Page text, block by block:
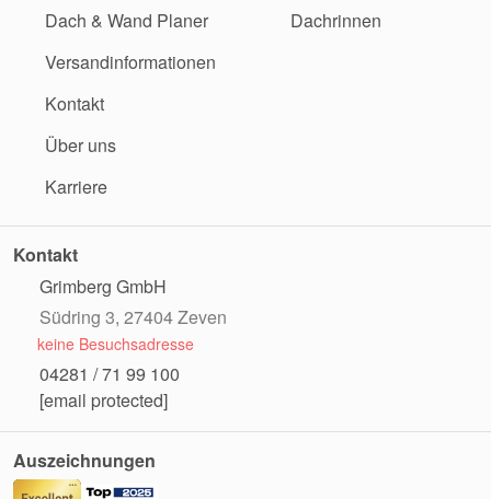
Dach & Wand Planer
Versandinformationen
Kontakt
Über uns
Karriere
Dachrinnen
Kontakt
Grimberg GmbH
Südring 3, 27404 Zeven
keine Besuchsadresse
04281 / 71 99 100
[email protected]
Auszeichnungen